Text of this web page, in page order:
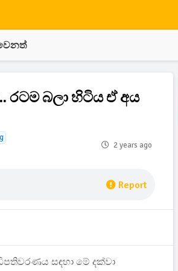
රටම බලා හිටිය ඒ අය
2 years ago
Report
සඳහා මේ දක්වා